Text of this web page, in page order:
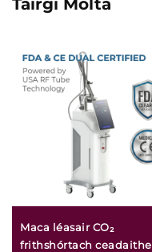
Maca léasair CO₂
frithshórtach ceadaithe